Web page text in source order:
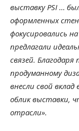
выставку PSI …
оформленных
фокусировались
предлагали
связей.
продуманному
внесли свой
облик выставки,
отрасли».